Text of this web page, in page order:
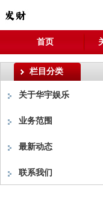
首页
栏目分类
关于华宇娱乐
业务范围
最新动态
联系我们